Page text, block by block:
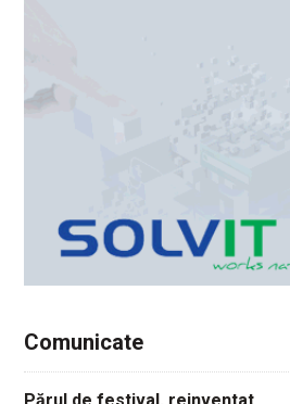
Comunicate